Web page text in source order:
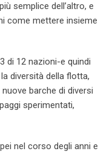
semplice dell’altro, e
come mettere insieme
di 12 nazioni-e quindi
diversità della flotta,
barche di diversi
sperimentati,
nel corso degli anni e